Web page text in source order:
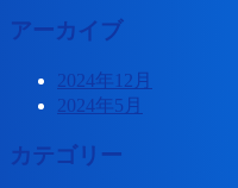
アーカイブ
2024年12月
2024年5月
カテゴリー